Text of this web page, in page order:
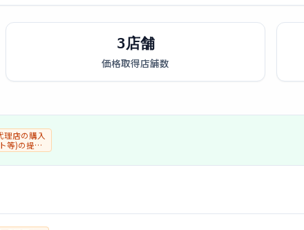
3店舗
価格取得店舗数
店の購入
等)の提出